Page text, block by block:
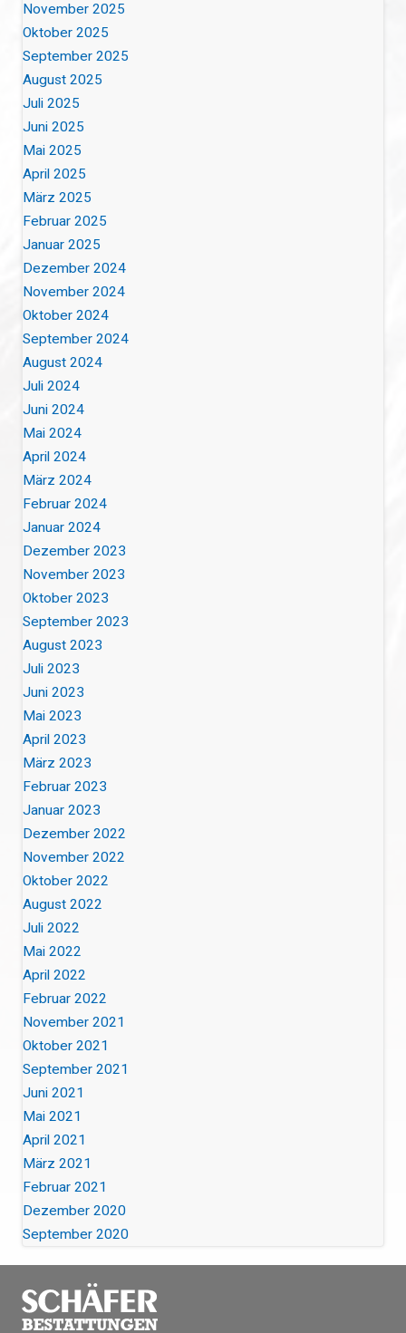
November 2025
Oktober 2025
September 2025
August 2025
Juli 2025
Juni 2025
Mai 2025
April 2025
März 2025
Februar 2025
Januar 2025
Dezember 2024
November 2024
Oktober 2024
September 2024
August 2024
Juli 2024
Juni 2024
Mai 2024
April 2024
März 2024
Februar 2024
Januar 2024
Dezember 2023
November 2023
Oktober 2023
September 2023
August 2023
Juli 2023
Juni 2023
Mai 2023
April 2023
März 2023
Februar 2023
Januar 2023
Dezember 2022
November 2022
Oktober 2022
August 2022
Juli 2022
Mai 2022
April 2022
Februar 2022
November 2021
Oktober 2021
September 2021
Juni 2021
Mai 2021
April 2021
März 2021
Februar 2021
Dezember 2020
September 2020